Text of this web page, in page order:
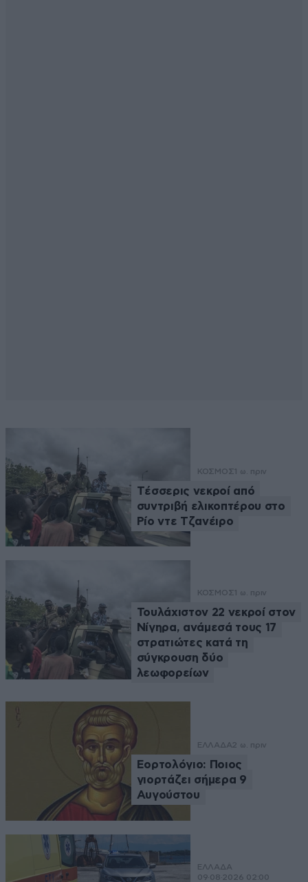
ΚΟΣΜΟΣ 1 ω. πριν
Tέσσερις νεκροί από
συντριβή ελικοπτέρου στο
Ρίο ντε Τζανέιρο
ΚΟΣΜΟΣ 1 ω. πριν
Τουλάχιστον 22 νεκροί στον
Νίγηρα, ανάμεσά τους 17
στρατιώτες κατά τη
σύγκρουση δύο
λεωφορείων
ΕΛΛΑΔΑ2 ω. πριν
Εορτολόγιο: Ποιος
γιορτάζει σήμερα 9
Αυγούστου
ΕΛΛΑΔΑ
09·08·2026 02:00